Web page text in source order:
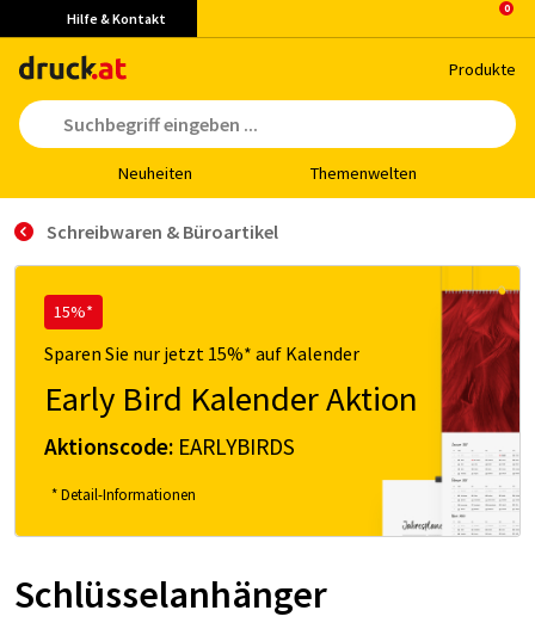
Hilfe & Kontakt
Pro­duk­te
Neu­hei­ten The­men­wel­ten
Schreibwaren & Büroartikel
15%*
Sparen Sie nur jetzt 15%* auf Kalender
Early Bird Kalender Aktion
Aktionscode: EARLYBIRDS
* Detail-Informationen
Schlüsselanhänger